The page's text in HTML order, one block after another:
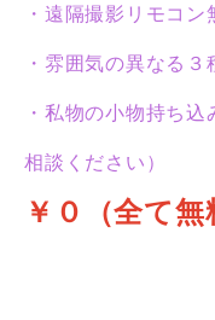
・遠隔撮影リモコ
・雰囲気の異なる
・私物の小物持ち
相談ください）
￥０（全て無